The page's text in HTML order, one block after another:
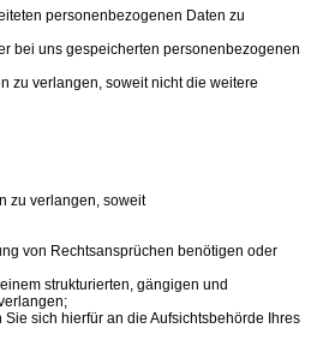
personenbezogenen Daten zu
bei uns gespeicherten personenbezogenen
zu verlangen, soweit nicht die weitere
zu verlangen, soweit
von Rechtsansprüchen benötigen oder
strukturierten, gängigen und
sich hierfür an die Aufsichtsbehörde Ihres